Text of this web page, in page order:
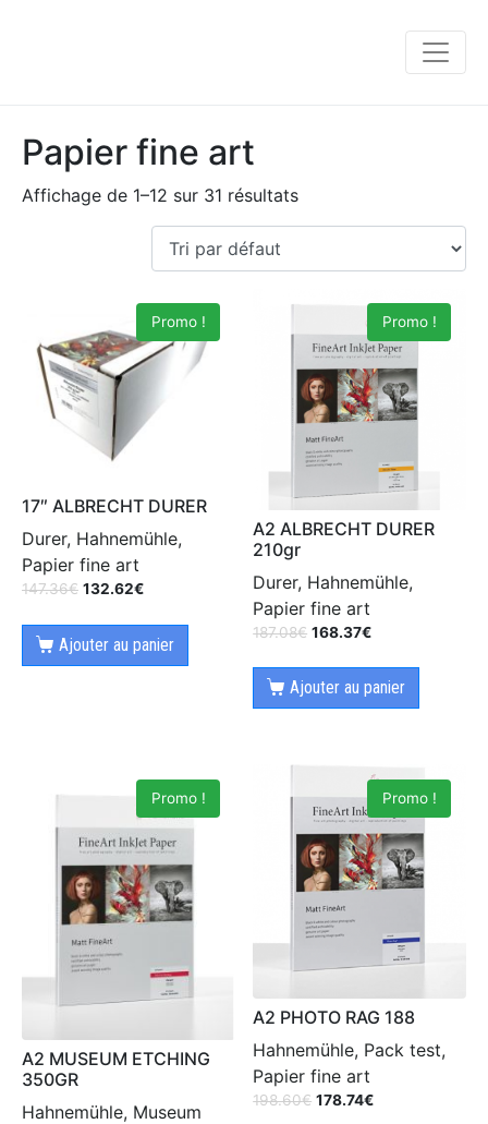
Papier fine art
Affichage de 1–12 sur 31 résultats
Promo !
17″ ALBRECHT DURER
Durer, Hahnemühle,
Papier fine art
147.36€ 132.62€
Ajouter au panier
Promo !
A2 ALBRECHT DURER
210gr
Durer, Hahnemühle,
Papier fine art
187.08€ 168.37€
Ajouter au panier
Promo !
A2 MUSEUM ETCHING
350GR
Hahnemühle, Museum
Promo !
A2 PHOTO RAG 188
Hahnemühle, Pack test,
Papier fine art
198.60€ 178.74€